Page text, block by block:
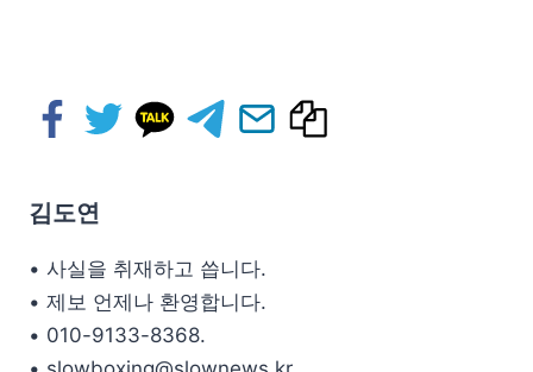
김도연
• 사실을 취재하고 씁니다.
• 제보 언제나 환영합니다.
• 010-9133-8368.